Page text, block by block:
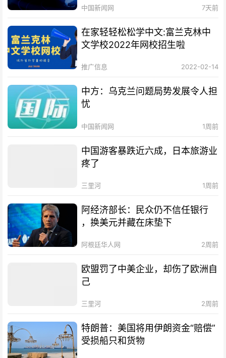
中国新闻网 7天前
在家轻轻松松学中文:富兰克林中
文学校2022年网校招生啦
推广信息 2022-02-14
中方：乌克兰问题局势发展令人担
忧
中国新闻网 1周前
中国游客暴跌近六成，日本旅游业
疼了
三里河 1周前
阿经济部长：民众仍不信任银行
，换美元并藏在床垫下
阿根廷华人网 2周前
欧盟罚了中美企业，却伤了欧洲自
己
三里河 2周前
特朗普：美国将用伊朗资金“赔偿”
受损船只和货物